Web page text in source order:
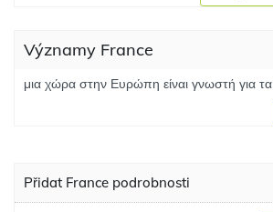
Významy France
μια χώρα στην Ευρώπη είναι γνωστή για τα
Přidat France podrobnosti